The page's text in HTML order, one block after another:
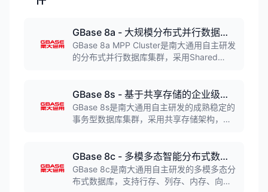
GBase 8a - 大规模分布式并行数据库集群系统（OLAP）
GBase 8a MPP Cluster是南大通用自主研发
的分布式并行数据库集群，采用Shared
可用、高扩展特性，广泛应用于金融、电
信、政务、能源、交通、国防军工等行业的
数据仓库系统和商业智能分析场景。
GBase 8s - 基于共享存储的企业级事务型数据库（OLTP）
GBase 8s是南大通用自主研发的成熟稳定的
事务型数据库集群，采用共享存储架构，支
密算法，适用于金融、电信、政务、国防等
行业的关键核心业务系统，能够提供7×24小
时不间断运行能力，可替代Oracle及Oracle
GBase 8c - 多模多态智能分布式数据库（支持向量检索）
GBase 8c是南大通用自主研发的多模多态分
布式数据库，支持行存、列存、内存、向